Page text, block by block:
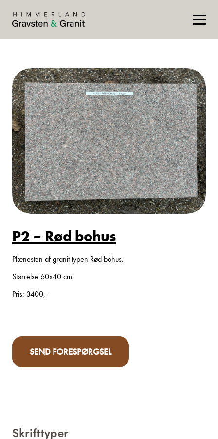
P2 – Rød bohus
Plænesten af granit typen Rød bohus.
Størrelse 60x40 cm.
Pris: 3400,-
SEND FORESPØRGSEL
Skrifttyper